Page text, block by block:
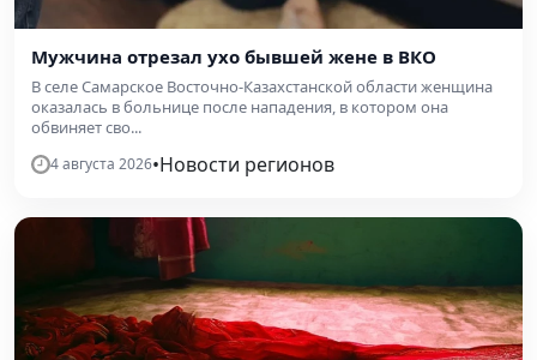
Мужчина отрезал ухо бывшей жене в ВКО
В селе Самарское Восточно-Казахстанской области женщина
оказалась в больнице после нападения, в котором она
обвиняет сво...
4 августа 2026•Новости регионов